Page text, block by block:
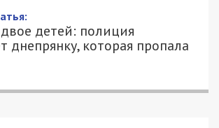
детей: полиция
днепрянку, которая пропала